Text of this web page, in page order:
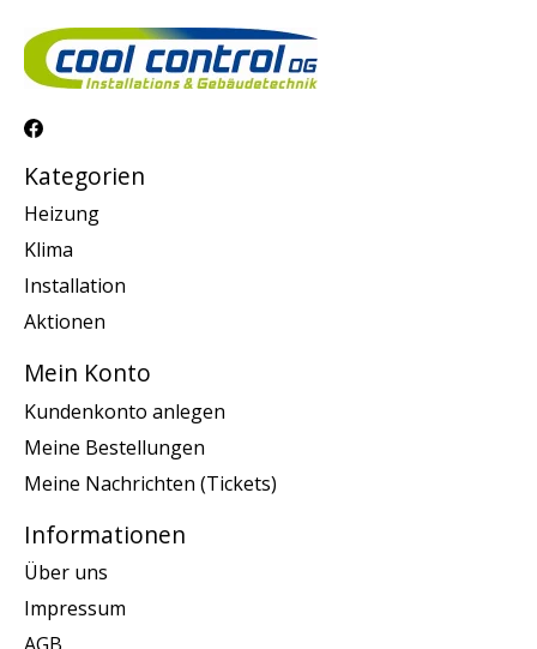
Kategorien
Heizung
Klima
Installation
Aktionen
Mein Konto
Kundenkonto anlegen
Meine Bestellungen
Meine Nachrichten (Tickets)
Informationen
Über uns
Impressum